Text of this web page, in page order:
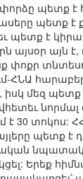
պետք է
պետք է
պետք է
այսօր այն է,
փոքր
ՀՆԱ
իսկ մեզ պետք
է 30 տոկոս:
պետք է
Երեք